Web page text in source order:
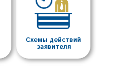
Схемы действий
заявителя